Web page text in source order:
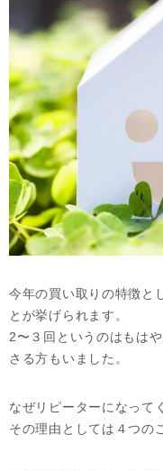
今年の買い取りの特徴と
とが挙げられます。
2〜３回というのはもは
さる方もいました。
なぜリピーターになって
その理由としては４つの